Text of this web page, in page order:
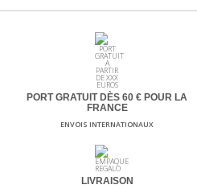
PORT GRATUIT DÈS 60 € POUR LA
FRANCE
ENVOIS INTERNATIONAUX
LIVRAISON